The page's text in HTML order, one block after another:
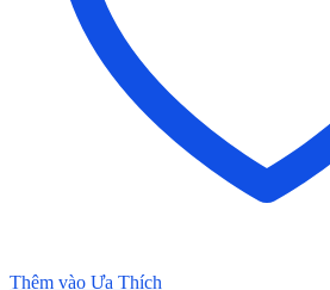
Thêm vào Ưa Thích